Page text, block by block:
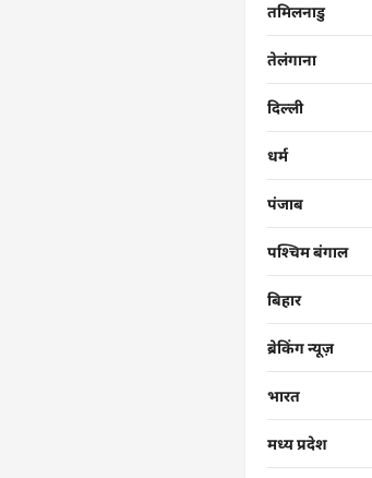
तमिलनाडु
तेलंगाना
दिल्ली
धर्म
पंजाब
पश्चिम बंगाल
बिहार
ब्रेकिंग न्यूज़
भारत
मध्य प्रदेश